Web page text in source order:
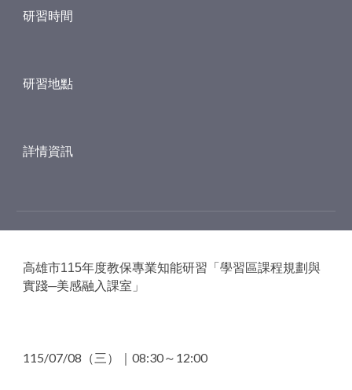
研習時間
研習地點
詳情資訊
高雄市115年度教保專業知能研習「學習區課程規劃與
實踐─美感融入課室」
115/07/08 （三）｜08:30～12:00